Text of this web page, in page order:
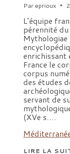
Pareprioux
L’équipe
pérennité
Mythologiae
France le
corpus
des études
servant de
(XVe s….
LIRE LA